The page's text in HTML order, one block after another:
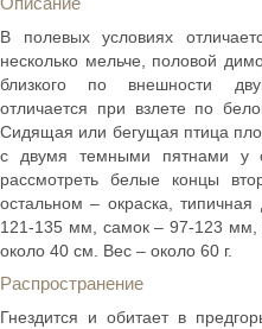
В полевых условиях
несколько мельче, половой
близкого по внешности
отличается при взлете по
Сидящая или бегущая птица
с двумя темными пятнами у
рассмотреть белые концы
остальном – окраска,
121-135 мм, самок – 97-123 мм,
около 40 см. Вес – около 60 г.
Распространение
Гнездится и обитает в